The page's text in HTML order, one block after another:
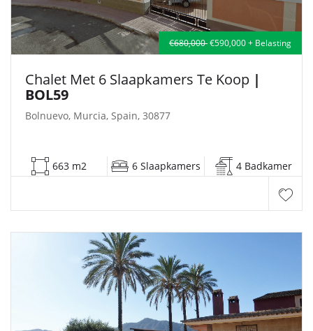
€680,000€590,000 + Belasting
Chalet Met 6 Slaapkamers Te Koop |
BOL59
Bolnuevo, Murcia, Spain, 30877
663 m2 6 Slaapkamers 4 Badkamer